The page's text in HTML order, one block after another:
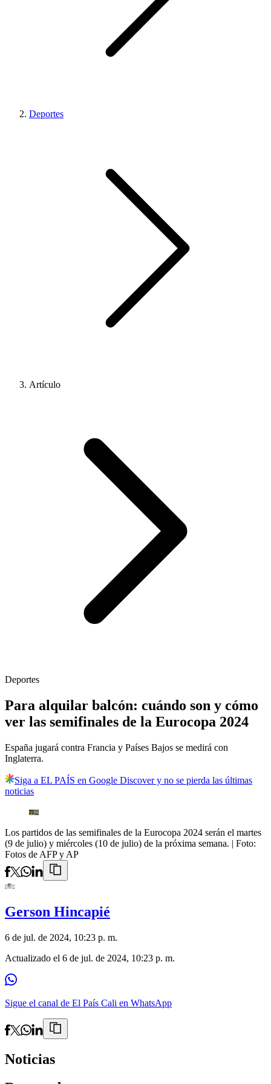
Deportes
Artículo
Deportes
Para alquilar balcón: cuándo son y cómo
ver las semifinales de la Eurocopa 2024
España jugará contra Francia y Países Bajos se medirá con
Inglaterra.
Siga a EL PAÍS en Google Discover y no se pierda las últimas
noticias
Los partidos de las semifinales de la Eurocopa 2024 serán el martes
(9 de julio) y miércoles (10 de julio) de la próxima semana. | Foto:
Fotos de AFP y AP
Gerson Hincapié
6 de jul. de 2024, 10:23 p. m.
Actualizado el 6 de jul. de 2024, 10:23 p. m.
Sigue el canal de El País Cali en WhatsApp
Noticias